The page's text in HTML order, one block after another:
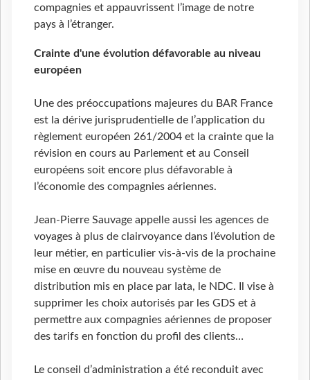
compagnies et appauvrissent l’image de notre
pays à l’étranger.
Crainte d'une évolution défavorable au niveau
européen
Une des préoccupations majeures du BAR France
est la dérive jurisprudentielle de l’application du
règlement européen 261/2004 et la crainte que la
révision en cours au Parlement et au Conseil
européens soit encore plus défavorable à
l’économie des compagnies aériennes.
Jean-Pierre Sauvage appelle aussi les agences de
voyages à plus de clairvoyance dans l’évolution de
leur métier, en particulier vis-à-vis de la prochaine
mise en œuvre du nouveau système de
distribution mis en place par Iata, le NDC. Il vise à
supprimer les choix autorisés par les GDS et à
permettre aux compagnies aériennes de proposer
des tarifs en fonction du profil des clients…
Le conseil d’administration a été reconduit avec